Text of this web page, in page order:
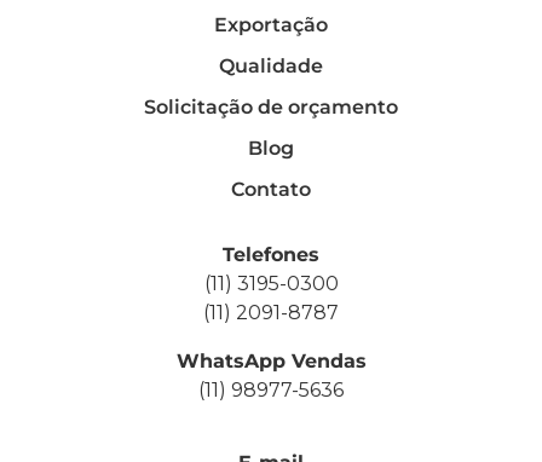
Exportação
Qualidade
Solicitação de orçamento
Blog
Contato
Telefones
(11) 3195-0300
(11) 2091-8787
WhatsApp Vendas
(11) 98977-5636